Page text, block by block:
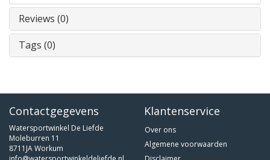
Reviews (0)
Tags (0)
Contactgegevens
Watersportwinkel De Liefde
Moleburren 11
8711JA Workum
Klantenservice
Over ons
Algemene voorwaarden